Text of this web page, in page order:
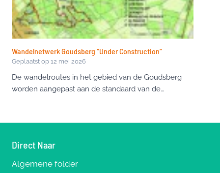
Wandelnetwerk Goudsberg “Under Construction”
Geplaatst op 12 mei 2026
De wandelroutes in het gebied van de Goudsberg
worden aangepast aan de standaard van de…
Direct Naar
Algemene folder